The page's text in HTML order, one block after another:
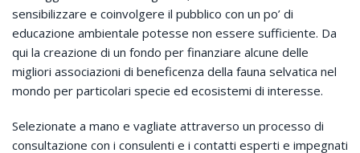
sensibilizzare e coinvolgere il pubblico con un po’ di
educazione ambientale potesse non essere sufficiente. Da
qui la creazione di un fondo per finanziare alcune delle
migliori associazioni di beneficenza della fauna selvatica nel
mondo per particolari specie ed ecosistemi di interesse.
Selezionate a mano e vagliate attraverso un processo di
consultazione con i consulenti e i contatti esperti e impegnati